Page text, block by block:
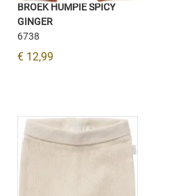
BROEK HUMPIE SPICY
GINGER
6738
€ 12,99